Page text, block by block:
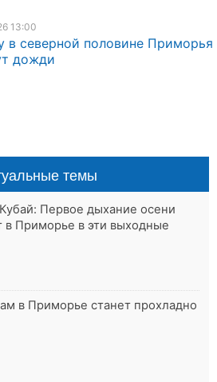
13:00
в северной половине Приморья
дожди
темы
Первое дыхание осени
в Приморье в эти выходные
в Приморье станет прохладно